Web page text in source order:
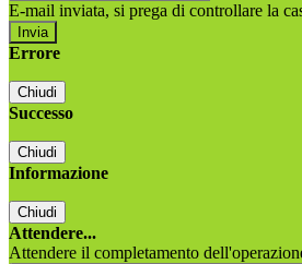
E-mail inviata, si prega di controllare la
Errore
Chiudi
Successo
Chiudi
Informazione
Chiudi
Attendere...
Attendere il completamento